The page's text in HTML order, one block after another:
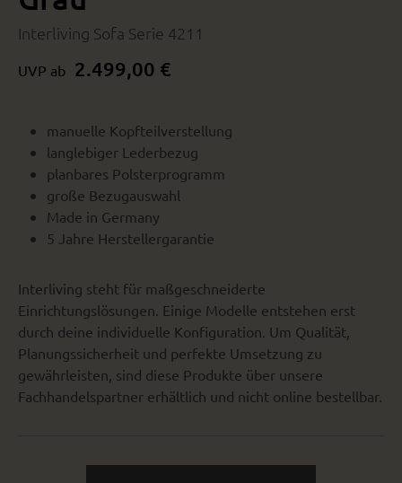
Interliving Sofa Serie 4211
UVP ab 2.499,00 €
manuelle Kopfteilverstellung
langlebiger Lederbezug
planbares Polsterprogramm
große Bezugauswahl
Made in Germany
5 Jahre Herstellergarantie
Interliving steht für maßgeschneiderte
Einrichtungslösungen. Einige Modelle entstehen erst
durch deine individuelle Konfiguration. Um Qualität,
Planungssicherheit und perfekte Umsetzung zu
gewährleisten, sind diese Produkte über unsere
Fachhandelspartner erhältlich und nicht online bestellbar.